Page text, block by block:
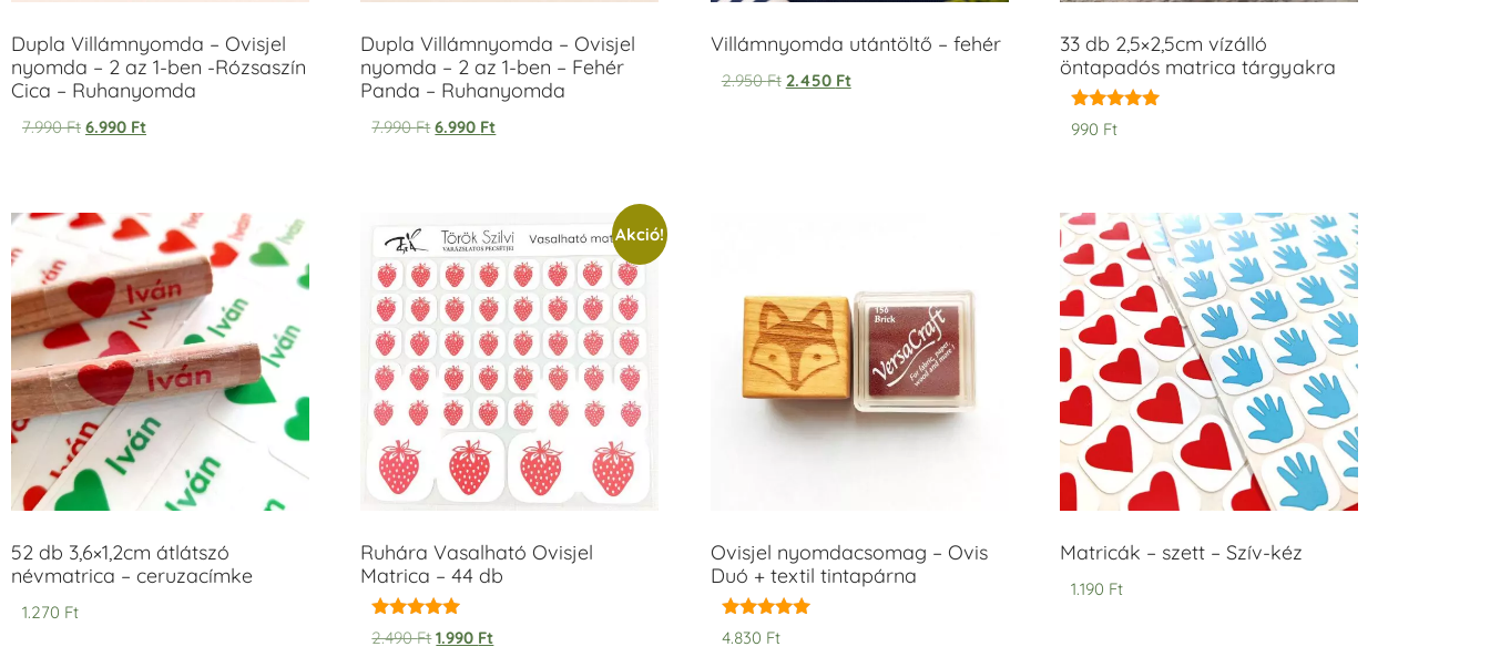
Dupla Villámnyomda – Ovisjel
nyomda – 2 az 1-ben -Rózsaszín
Cica – Ruhanyomda
7.990Ft 6.990 Ft
Dupla Villámnyomda – Ovisjel
nyomda – 2 az 1-ben – Fehér
Panda – Ruhanyomda
7.990Ft 6.990 Ft
Villámnyomda utántöltő – fehér
2.950Ft 2.450 Ft
33 db 2,5×2,5cm vízálló
öntapadós matrica tárgyakra
Értékelés:
5.00
990 Ft
52 db 3,6×1,2cm átlátszó
névmatrica – ceruzacímke
1.270 Ft
Akció!
Ruhára Vasalható Ovisjel
Matrica – 44 db
Értékelés:
5.00
2.490Ft 1.990 Ft
Ovisjel nyomdacsomag – Ovis
Duó + textil tintapárna
Értékelés:
5.00
4.830 Ft
Matricák – szett – Szív-kéz
1.190 Ft